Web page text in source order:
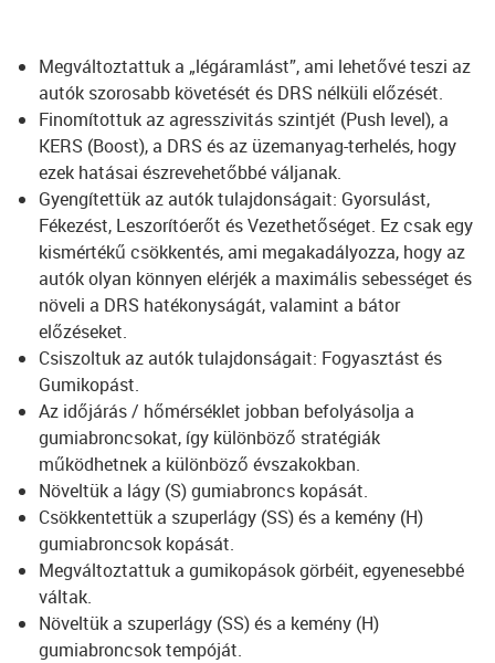
Megváltoztattuk a „légáramlást”, ami lehetővé teszi az
autók szorosabb követését és DRS nélküli előzését.
Finomítottuk az agresszivitás szintjét (Push level), a
KERS (Boost), a DRS és az üzemanyag-terhelés, hogy
ezek hatásai észrevehetőbbé váljanak.
Gyengítettük az autók tulajdonságait: Gyorsulást,
Fékezést, Leszorítóerőt és Vezethetőséget. Ez csak egy
kismértékű csökkentés, ami megakadályozza, hogy az
autók olyan könnyen elérjék a maximális sebességet és
növeli a DRS hatékonyságát, valamint a bátor
előzéseket.
Csiszoltuk az autók tulajdonságait: Fogyasztást és
Gumikopást.
Az időjárás / hőmérséklet jobban befolyásolja a
gumiabroncsokat, így különböző stratégiák
működhetnek a különböző évszakokban.
Növeltük a lágy (S) gumiabroncs kopását.
Csökkentettük a szuperlágy (SS) és a kemény (H)
gumiabroncsok kopását.
Megváltoztattuk a gumikopások görbéit, egyenesebbé
váltak.
Növeltük a szuperlágy (SS) és a kemény (H)
gumiabroncsok tempóját.